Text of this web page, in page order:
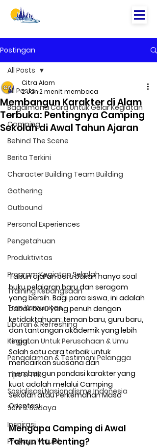
Postingan
All Posts
Bagaimana Cara Untuk Gelar Kegiatan
Camping
Behind The Scene
Berita Terkini
Character Building Team Building
Gathering
Outbound
Personal Experiences
Pengetahuan
Produktivitas
Program Kegiatan Sekolah
Training Kebangsaan
Tren Komunitas
Liburan & Refreshing
Kegiatan Untuk Perusahaan & Umu
Pengalaman & Testimoni Pelangga
Tips & Trik
Sosialisasi Nasionalisme Indonesia
Seni & Budaya
Inspirasi
Prakaya Virtual
All Posts
Membangun Karakter di Alam
Terbuka: Pentingnya Camping
Sekolah di Awal Tahun Ajaran
Citra Alam
2 Jan2 menit membaca
Tahun ajaran baru bukan hanya soal
buku pelajaran baru dan seragam
yang bersih. Bagi para siswa, ini adalah
babak baru yang penuh dengan
ketidaktahuan: teman baru, guru baru,
dan tantangan akademik yang lebih
tinggi.
Salah satu cara terbaik untuk
mencairkan suasana dan
membangun pondasi karakter yang
kuat adalah melalui Camping
Sekolah atau Perkemahan Masa
Orientasi.
Mengapa Camping di Awal
Tahun Itu Penting?